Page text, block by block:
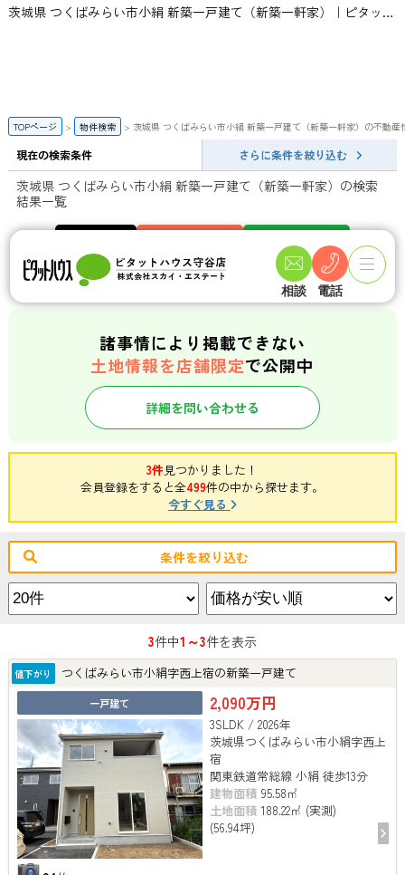
茨城県 つくばみらい市小絹 新築一戸建て（新築一軒家）｜ピタットハウス守谷店 | スカイ・エステート
相談 電話
TOPページ 物件検索 茨城県 つくばみらい市小絹 新築一戸建て（新築一軒家）の不動産
現在の検索条件 さらに条件を絞り込む
茨城県 つくばみらい市小絹 新築一戸建て（新築一軒家）の検索
結果一覧
141 件 358件
諸事情により掲載できない
土地情報を店舗限定で公開中
詳細を問い合わせる
3件見つかりました！
会員登録をすると全499件の中から探せます。
今すぐ見る
条件を絞り込む
3件中1～3件を表示
値下がり つくばみらい市小絹字西上宿の新築一戸建て
一戸建て 2,090万円
3SLDK / 2026年
茨城県つくばみらい市小絹字西上
宿
関東鉄道常総線 小絹 徒歩13分
建物面積 95.58㎡
土地面積 188.22㎡ (実測)
(56.94坪)